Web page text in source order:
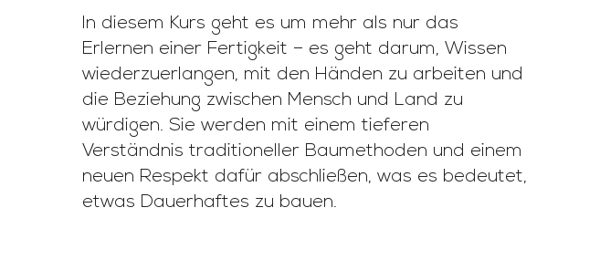
In diesem Kurs geht es um mehr als nur das
Erlernen einer Fertigkeit – es geht darum, Wissen
wiederzuerlangen, mit den Händen zu arbeiten und
die Beziehung zwischen Mensch und Land zu
würdigen. Sie werden mit einem tieferen
Verständnis traditioneller Baumethoden und einem
neuen Respekt dafür abschließen, was es bedeutet,
etwas Dauerhaftes zu bauen.